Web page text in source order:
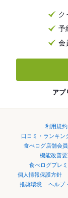
ク
予
会
アプ
利用規約
口コミ・ランキン
食べログ店舗会
機能改善要
食べログプレ
個人情報保護方針
推奨環境
ヘルプ